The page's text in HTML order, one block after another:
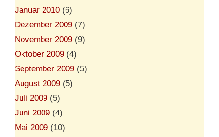
Januar 2010 (6)
Dezember 2009 (7)
November 2009 (9)
Oktober 2009 (4)
September 2009 (5)
August 2009 (5)
Juli 2009 (5)
Juni 2009 (4)
Mai 2009 (10)